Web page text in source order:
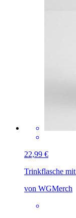
22,99 €
Trinkflasche
von WGMerch